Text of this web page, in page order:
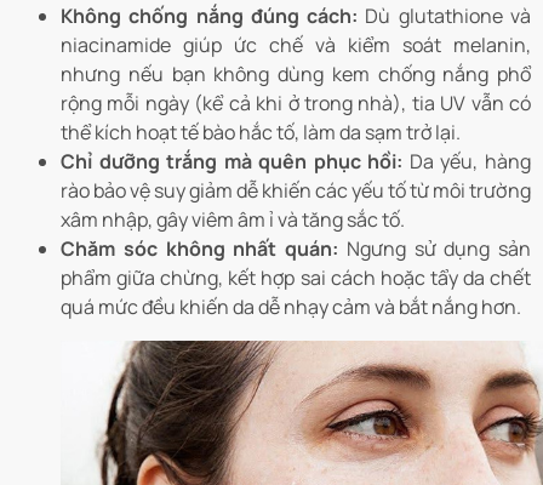
Không chống nắng đúng cách: Dù glutathione và
niacinamide giúp ức chế và kiểm soát melanin,
nhưng nếu bạn không dùng kem chống nắng phổ
rộng mỗi ngày (kể cả khi ở trong nhà), tia UV vẫn có
thể kích hoạt tế bào hắc tố, làm da sạm trở lại.
Chỉ dưỡng trắng mà quên phục hồi: Da yếu, hàng
rào bảo vệ suy giảm dễ khiến các yếu tố từ môi trường
xâm nhập, gây viêm âm ỉ và tăng sắc tố.
Chăm sóc không nhất quán: Ngưng sử dụng sản
phẩm giữa chừng, kết hợp sai cách hoặc tẩy da chết
quá mức đều khiến da dễ nhạy cảm và bắt nắng hơn.